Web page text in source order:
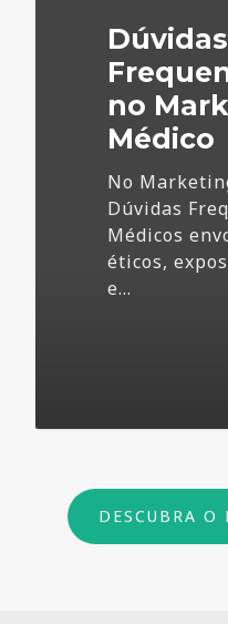
Dúvidas
no
Médico
No
Dúvidas
Médicos
éticos,
e…
DESCUBRA O